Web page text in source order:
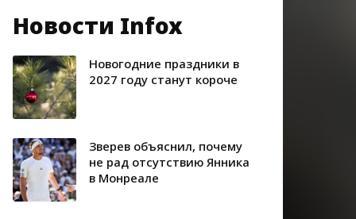
Новости Infox
Новогодние праздники в
2027 году станут короче
Зверев объяснил, почему
не рад отсутствию Янника
в Монреале
Вечером
жилого
менее
скорую